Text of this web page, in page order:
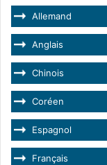
Allemand
Anglais
Chinois
Coréen
Espagnol
Français